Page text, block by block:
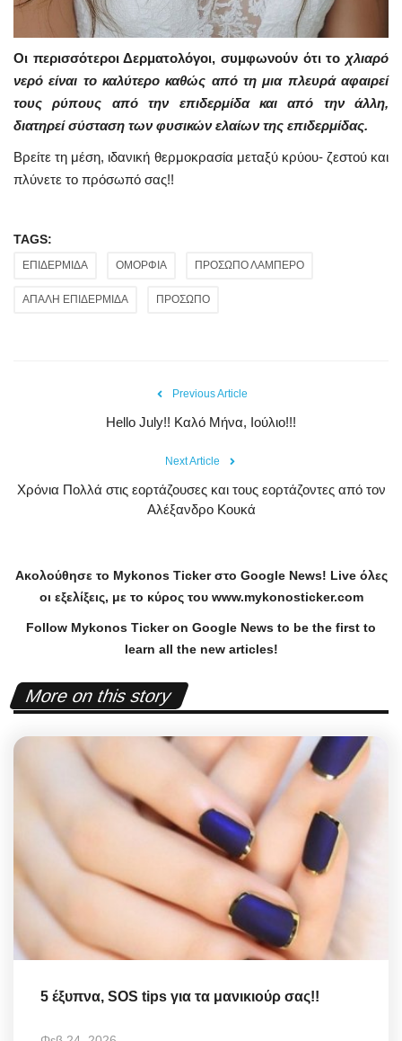
Οι περισσότεροιΔερματολόγοι, συμφωνούν ότιτο χλιαρό
νερό είναι το καλύτερο καθώς από τη μια πλευρά αφαιρεί
τους ρύπους από την επιδερμίδα και από την άλλη,
διατηρεί σύσταση των φυσικών ελαίων της επιδερμίδας.
Βρείτε τη μέση, ιδανική θερμοκρασία μεταξύ κρύου- ζεστού και
πλύνετε το πρόσωπό σας!!
TAGS:
ΕΠΙΔΕΡΜΙΔΑ ΟΜΟΡΦΙΑ ΠΡΟΣΩΠΟ ΛΑΜΠΕΡΟ
ΑΠΑΛΗ ΕΠΙΔΕΡΜΙΔΑ ΠΡΟΣΩΠΟ
Previous Article
Hello July!! Καλό Μήνα, Ιούλιο!!!
Next Article
Χρόνια Πολλά στις εορτάζουσες και τους εορτάζοντες από τον
Αλέξανδρο Κουκά
Ακολούθησε το Mykonos Tickerστο Google News! Liveόλες
οι εξελίξεις, με το κύρος του www.mykonosticker.com
Follow Mykonos Ticker on Google News to be the first to
learn all the new articles!
More on this story
5 έξυπνα, SOS tips για τα μανικιούρ σας!!